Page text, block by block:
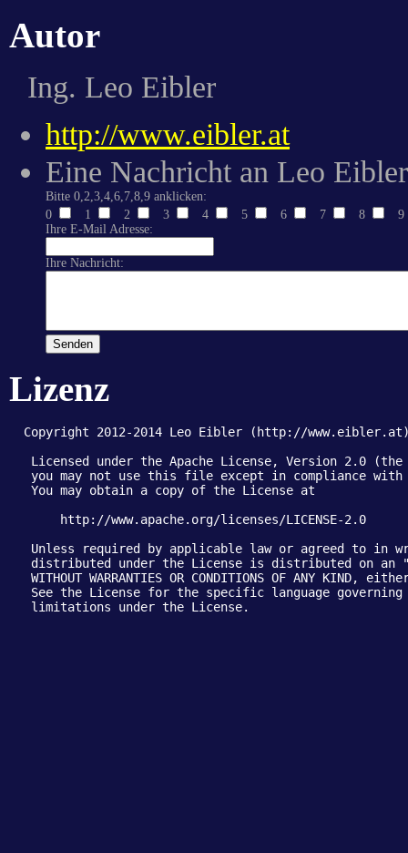
Autor
Ing. Leo Eibler
http://www.eibler.at
Eine Nachricht an Leo
Bitte 0,2,3,4,6,7,8,9 anklicken:
0
1 2 3 4 5 6 7 8
9
Ihre E-Mail Adresse:
Ihre Nachricht:
Lizenz
Copyright 2012-2014 Leo Eibler (http://
Licensed under the Apache License, Version 2.0 (the
you may not use this file except in compliance with
   You may obtain a copy of the License at
       http://www.apache.org/licenses/LICENSE-2.0
Unless required by applicable law or agreed to in
distributed under the License is distributed on an
WITHOUT WARRANTIES OR CONDITIONS OF ANY KIND,
See the License for the specific language governing